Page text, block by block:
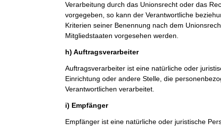
Verarbeitung durch das Unionsrecht oder das
vorgegeben, so kann der Verantwortliche
Kriterien seiner Benennung nach dem
Mitgliedstaaten vorgesehen werden.
h) Auftragsverarbeiter
Auftragsverarbeiter ist eine natürliche oder
Einrichtung oder andere Stelle, die
Verantwortlichen verarbeitet.
i) Empfänger
Empfänger ist eine natürliche oder juristische